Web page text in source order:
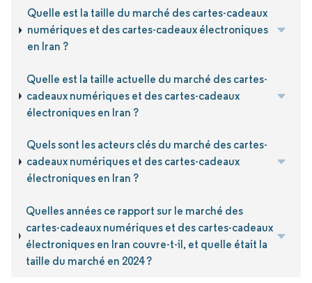
Quelle est la taille du marché des cartes-cadeaux
numériques et des cartes-cadeaux électroniques
en Iran ?
Quelle est la taille actuelle du marché des cartes-
cadeaux numériques et des cartes-cadeaux
électroniques en Iran ?
Quels sont les acteurs clés du marché des cartes-
cadeaux numériques et des cartes-cadeaux
électroniques en Iran ?
Quelles années ce rapport sur le marché des
cartes-cadeaux numériques et des cartes-cadeaux
électroniques en Iran couvre-t-il, et quelle était la
taille du marché en 2024 ?